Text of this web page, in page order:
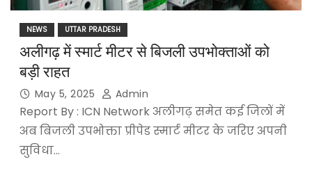
NEWS UTTAR PRADESH
अलीगढ़ में स्मार्ट मीटर से बिजली उपभोक्ताओं को
बड़ी राहत
May 5, 2025 Admin
Report By : ICN Network अलीगढ़ समेत कई जिलों में
अब बिजली उपभोक्ता प्रीपेड स्मार्ट मीटर के जरिए अपनी
सुविधा…